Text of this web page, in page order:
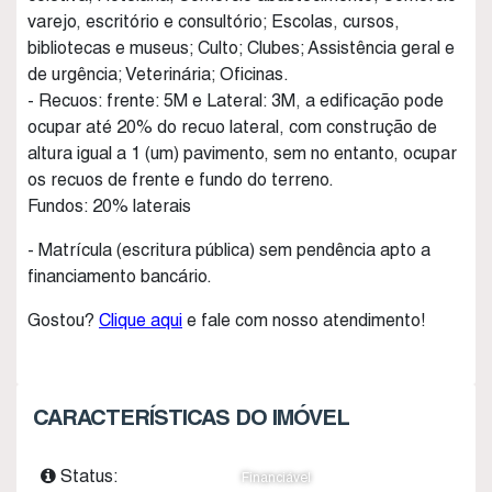
varejo, escritório e consultório; Escolas, cursos,
bibliotecas e museus; Culto; Clubes; Assistência geral e
de urgência; Veterinária; Oficinas.
- Recuos: frente: 5M e Lateral: 3M, a edificação pode
ocupar até 20% do recuo lateral, com construção de
altura igual a 1 (um) pavimento, sem no entanto, ocupar
os recuos de frente e fundo do terreno.
Fundos: 20% laterais
- Matrícula (escritura pública) sem pendência apto a
financiamento bancário.
Gostou? Clique aqui e fale com nosso atendimento!
CARACTERÍSTICAS DO IMÓVEL
Status: Financiável